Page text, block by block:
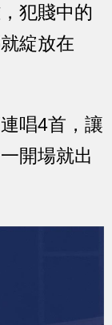
犯賤中的
綻放在
唱4首，讓
開場就出